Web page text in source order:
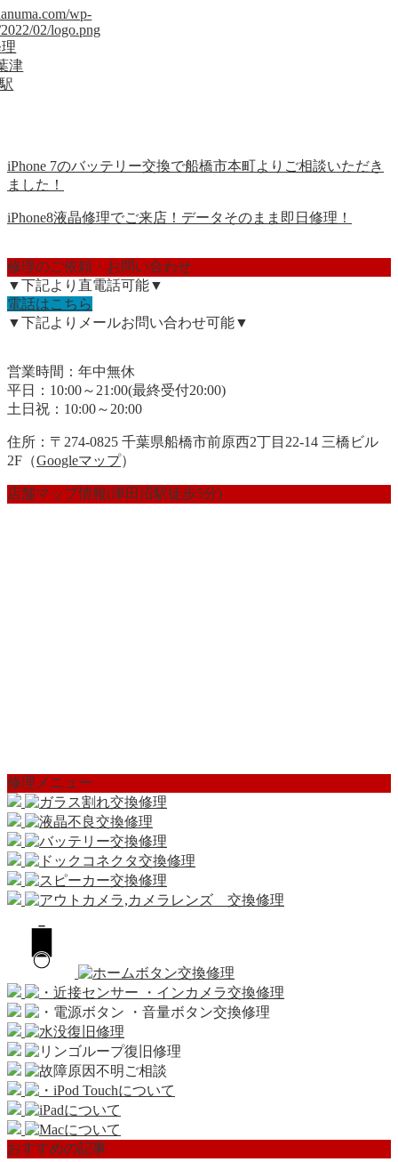
wp-
02/logo.png
津
iPhone 7のバッテリー交換で船橋市本町よりご相談いただき
ました！
iPhone8液晶修理でご来店！データそのまま即日修理！
修理のご依頼・お問い合わせ
▼下記より直電話可能▼
電話はこちら
▼下記よりメールお問い合わせ可能▼
営業時間：年中無休
平日：10:00～21:00(最終受付20:00)
土日祝：10:00～20:00
住所：〒274-0825 千葉県船橋市前原西2丁目22-14 三橋ビル
2F（Googleマップ）
店舗マップ情報(津田沼駅徒歩5分)
修理メニュー
おすすめの記事